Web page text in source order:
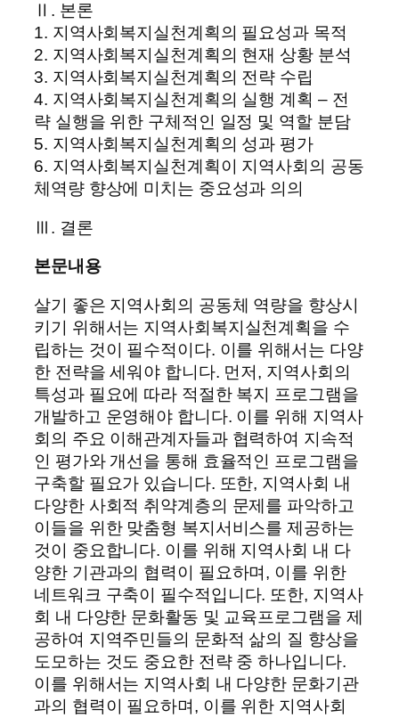
Ⅱ. 본론
1. 지역사회복지실천계획의 필요성과 목적
2. 지역사회복지실천계획의 현재 상황 분석
3. 지역사회복지실천계획의 전략 수립
4. 지역사회복지실천계획의 실행 계획 – 전
략 실행을 위한 구체적인 일정 및 역할 분담
5. 지역사회복지실천계획의 성과 평가
6. 지역사회복지실천계획이 지역사회의 공동
체역량 향상에 미치는 중요성과 의의
Ⅲ. 결론
본문내용
살기 좋은 지역사회의 공동체 역량을 향상시
키기 위해서는 지역사회복지실천계획을 수
립하는 것이 필수적이다. 이를 위해서는 다양
한 전략을 세워야 합니다. 먼저, 지역사회의
특성과 필요에 따라 적절한 복지 프로그램을
개발하고 운영해야 합니다. 이를 위해 지역사
회의 주요 이해관계자들과 협력하여 지속적
인 평가와 개선을 통해 효율적인 프로그램을
구축할 필요가 있습니다. 또한, 지역사회 내
다양한 사회적 취약계층의 문제를 파악하고
이들을 위한 맞춤형 복지서비스를 제공하는
것이 중요합니다. 이를 위해 지역사회 내 다
양한 기관과의 협력이 필요하며, 이를 위한
네트워크 구축이 필수적입니다. 또한, 지역사
회 내 다양한 문화활동 및 교육프로그램을 제
공하여 지역주민들의 문화적 삶의 질 향상을
도모하는 것도 중요한 전략 중 하나입니다.
이를 위해서는 지역사회 내 다양한 문화기관
과의 협력이 필요하며, 이를 위한 지역사회